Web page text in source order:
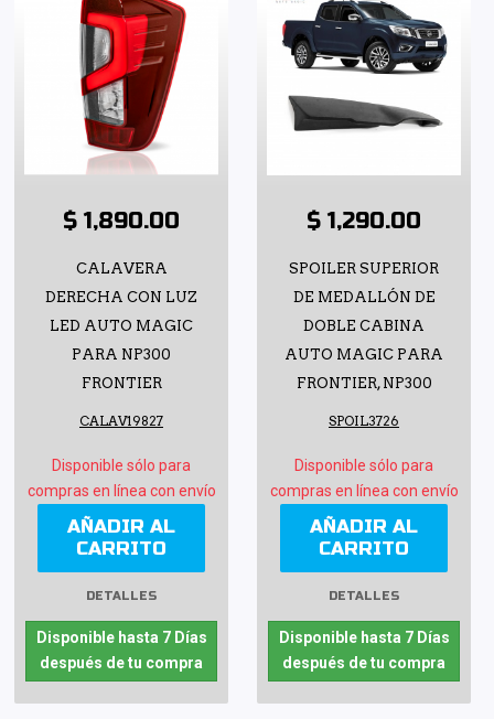
$ 1,890.00
CALAVERA
DERECHA CON LUZ
LED AUTO MAGIC
PARA NP300
FRONTIER
CALAV19827
Disponible sólo para
compras en línea con envío
AÑADIR AL
CARRITO
DETALLES
Disponible hasta 7 Días
después de tu compra
$ 1,290.00
SPOILER SUPERIOR
DE MEDALLÓN DE
DOBLE CABINA
AUTO MAGIC PARA
FRONTIER, NP300
SPOIL3726
Disponible sólo para
compras en línea con envío
AÑADIR AL
CARRITO
DETALLES
Disponible hasta 7 Días
después de tu compra